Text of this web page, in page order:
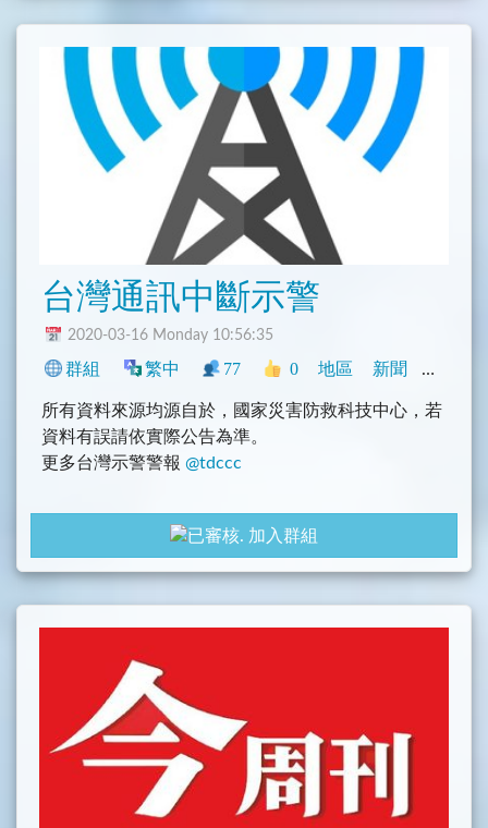
台灣通訊中斷示警
2020-03-16 Monday 10:56:35
群組 繁中 77 0 地區 新聞 臺灣
所有資料來源均源自於，國家災害防救科技中心，若
資料有誤請依實際公告為準。
更多台灣示警警報 @tdccc
gayhub: https://github.com/tasi788/TaiwanAlertBot
================
Icons made by freepik
加入群組